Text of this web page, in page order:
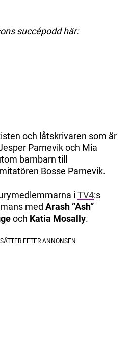
succépodd här:
och låtskrivaren som är
Parnevik och Mia
barnbarn till
Bosse Parnevik.
i TV4:s
med Arash ”Ash”
och Katia Mosally.